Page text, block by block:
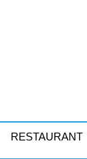
RESTAURANT